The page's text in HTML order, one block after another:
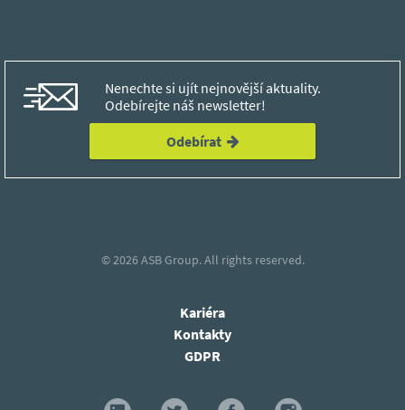
Nenechte si ujít nejnovější aktuality.
Odebírejte náš newsletter!
Odebírat
© 2026ASB Group.All rights reserved.
Kariéra
Kontakty
GDPR